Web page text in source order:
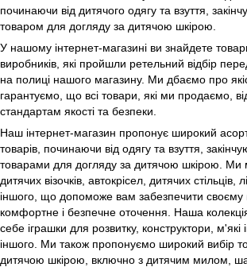
починаючи від дитячого одягу та взуття,
товаром для догляду за дитячою шкірою.
У нашому інтернет-магазині ви знайдете
виробників, які пройшли ретельний відбір
на полиці нашого магазину. Ми дбаємо про
гарантуємо, що всі товари, які ми продаємо,
стандартам якості та безпеки.
Наш інтернет-магазин пропонує широкий
товарів, починаючи від одягу та взуття,
товарами для догляду за дитячою шкірою. Ми
дитячих візочків, автокрісел, дитячих стільців,
іншого, що допоможе вам забезпечити своєму
комфортне і безпечне оточення. Наша
себе іграшки для розвитку, конструктори, м'які
іншого. Ми також пропонуємо широкий вибір
дитячою шкірою, включно з дитячим милом,